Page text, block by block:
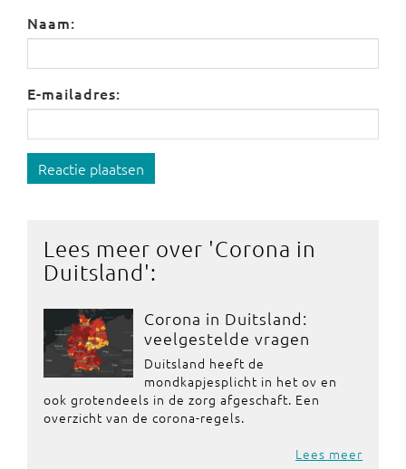
Naam:
E-mailadres:
Reactie plaatsen
Lees meer over 'Corona in
Duitsland':
Corona in Duitsland:
veelgestelde vragen
Duitsland heeft de
mondkapjesplicht in het ov en
ook grotendeels in de zorg afgeschaft. Een
overzicht van de corona-regels.
Lees meer